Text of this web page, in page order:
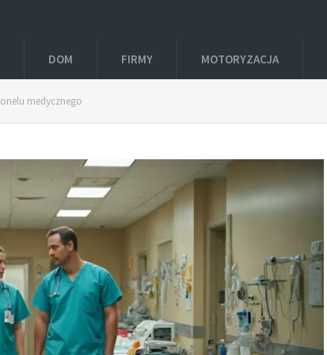
DOM FIRMY MOTORYZACJA
medycznego